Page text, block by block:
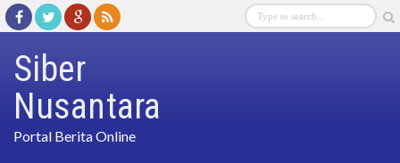
Siber
Nusantara
Portal Berita Online